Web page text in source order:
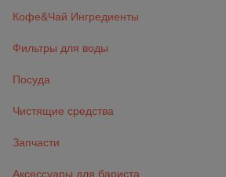
Кофе&Чай Ингредиенты
Фильтры для воды
Посуда
Чистящие средства
Запчасти
Аксессуары для бариста